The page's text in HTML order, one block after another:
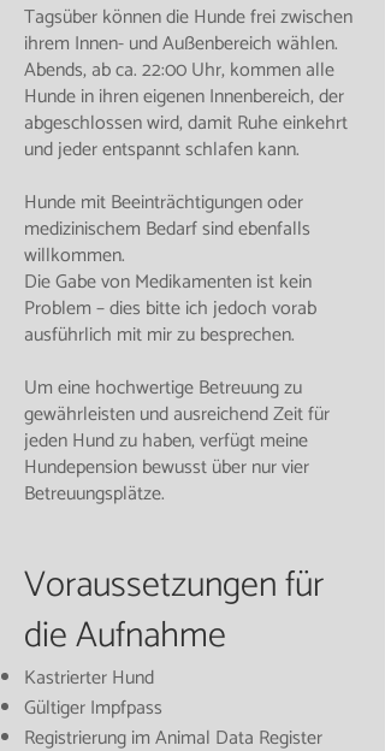
Tagsüber können die Hunde frei zwischen
ihrem Innen- und Außenbereich wählen.
Abends, ab ca. 22:00 Uhr, kommen alle
Hunde in ihren eigenen Innenbereich, der
abgeschlossen wird, damit Ruhe einkehrt
und jeder entspannt schlafen kann.
Hunde mit Beeinträchtigungen oder
medizinischem Bedarf sind ebenfalls
willkommen.
Die Gabe von Medikamenten ist kein
Problem – dies bitte ich jedoch vorab
ausführlich mit mir zu besprechen.
Um eine hochwertige Betreuung zu
gewährleisten und ausreichend Zeit für
jeden Hund zu haben, verfügt meine
Hundepension bewusst über nur vier
Betreuungsplätze.
Voraussetzungen für
die Aufnahme
Kastrierter Hund
Gültiger Impfpass
Registrierung im Animal Data Register